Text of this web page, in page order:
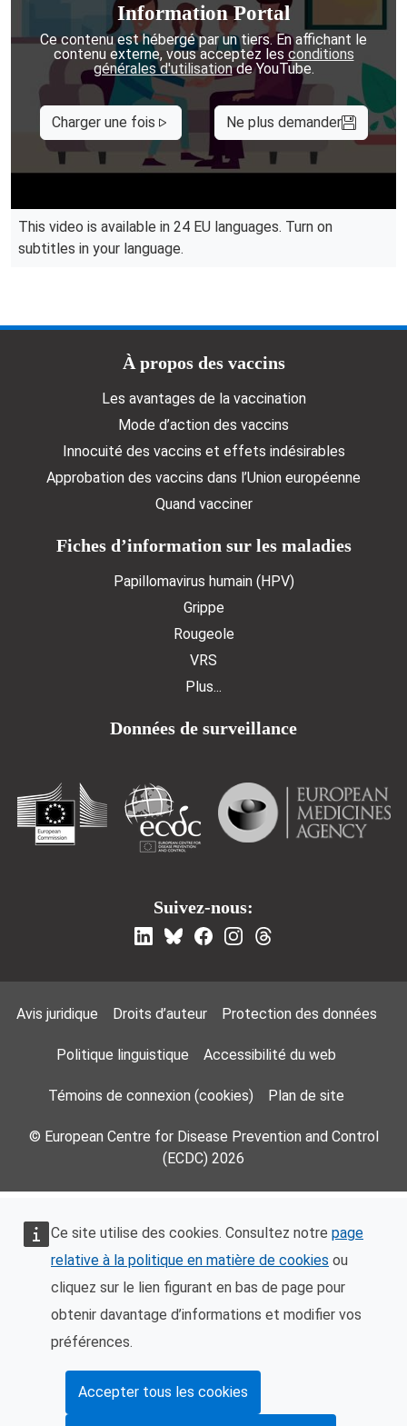
Ce site utilise des cookies. Consultez notre page
relative à la politique en matière de cookies ou
cliquez sur le lien figurant en bas de page pour
obtenir davantage d’informations et modifier vos
préférences.
Accepter tous les cookies
Information Portal
Ce contenu est hébergé par un tiers. En affichant le
contenu externe, vous acceptez les conditions
générales d'utilisationde YouTube.
Charger une fois Ne plus demander
This video is available in 24 EU languages. Turn on
subtitles in your language.
Doormat menuÀ propos des vaccins
Les avantages de la vaccination
Mode d’action des vaccins
Innocuité des vaccins et effets indésirables
Approbation des vaccins dans l’Union européenne
Quand vacciner
Fiches d’information sur les maladies
Papillomavirus humain (HPV)
Grippe
Rougeole
VRS
Plus...
Données de surveillance
Suivez-nous:
Footer Menu
Avis juridique Droits d’auteur Protection des données
Politique linguistique Accessibilité du web
Témoins de connexion (cookies) Plan de site
© European Centre for Disease Prevention and Control
(ECDC) 2026